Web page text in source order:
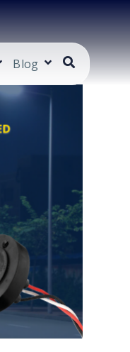
Blog